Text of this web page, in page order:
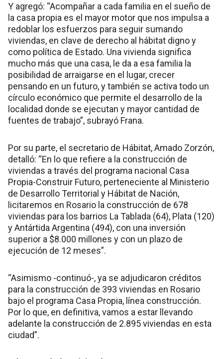
Y agregó: “Acompañar a cada familia en el sueño de
la casa propia es el mayor motor que nos impulsa a
redoblar los esfuerzos para seguir sumando
viviendas, en clave de derecho al hábitat digno y
como política de Estado. Una vivienda significa
mucho más que una casa, le da a esa familia la
posibilidad de arraigarse en el lugar, crecer
pensando en un futuro, y también se activa todo un
círculo económico que permite el desarrollo de la
localidad donde se ejecutan y mayor cantidad de
fuentes de trabajo”, subrayó Frana.
Por su parte, el secretario de Hábitat, Amado Zorzón,
detalló: “En lo que refiere a la construcción de
viviendas a través del programa nacional Casa
Propia-Construir Futuro, perteneciente al Ministerio
de Desarrollo Territorial y Hábitat de Nación,
licitaremos en Rosario la construcción de 678
viviendas para los barrios La Tablada (64), Plata (120)
y Antártida Argentina (494), con una inversión
superior a $8.000 millones y con un plazo de
ejecución de 12 meses”.
“Asimismo -continuó-, ya se adjudicaron créditos
para la construcción de 393 viviendas en Rosario
bajo el programa Casa Propia, línea construcción.
Por lo que, en definitiva, vamos a estar llevando
adelante la construcción de 2.895 viviendas en esta
ciudad”.